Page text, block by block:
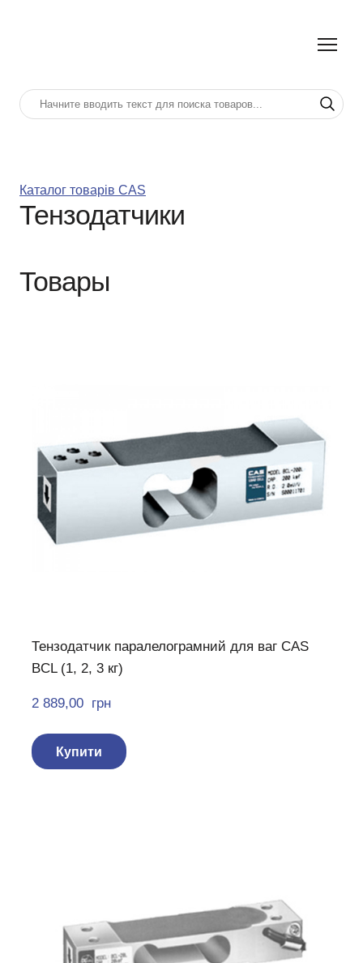
Каталог товарів CAS
Тензодатчики
Товары
Тензодатчик паралелограмний для ваг CAS
BCL (1, 2, 3 кг)
2 889,00  грн
Купити